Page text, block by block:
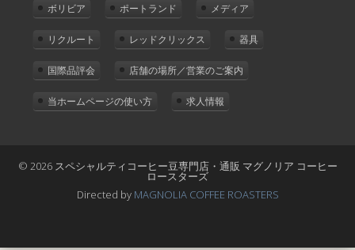
ボリビア ポートランド メディア
リクルート レッドクリックス 器具
国際品評会 店舗の場所／営業のご案内
当ホームページの使い方 求人情報
© 2026 スペシャルティコーヒー豆専門店・通販 マグノリア コーヒー
ロースターズ
Directed by MAGNOLIA COFFEE ROASTERS